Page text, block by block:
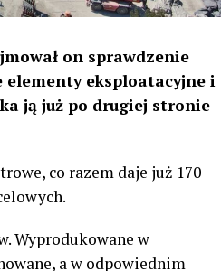
on sprawdzenie
elementy eksploatacyjne i
ją już po drugiej stronie
co razem daje już 170
Wyprodukowane w
a w odpowiednim